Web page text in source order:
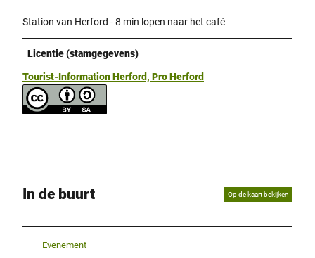
Station van Herford - 8 min lopen naar het café
Licentie (stamgegevens)
Tourist-Information Herford, Pro Herford
In de buurt Op de kaart bekijken
Evenement